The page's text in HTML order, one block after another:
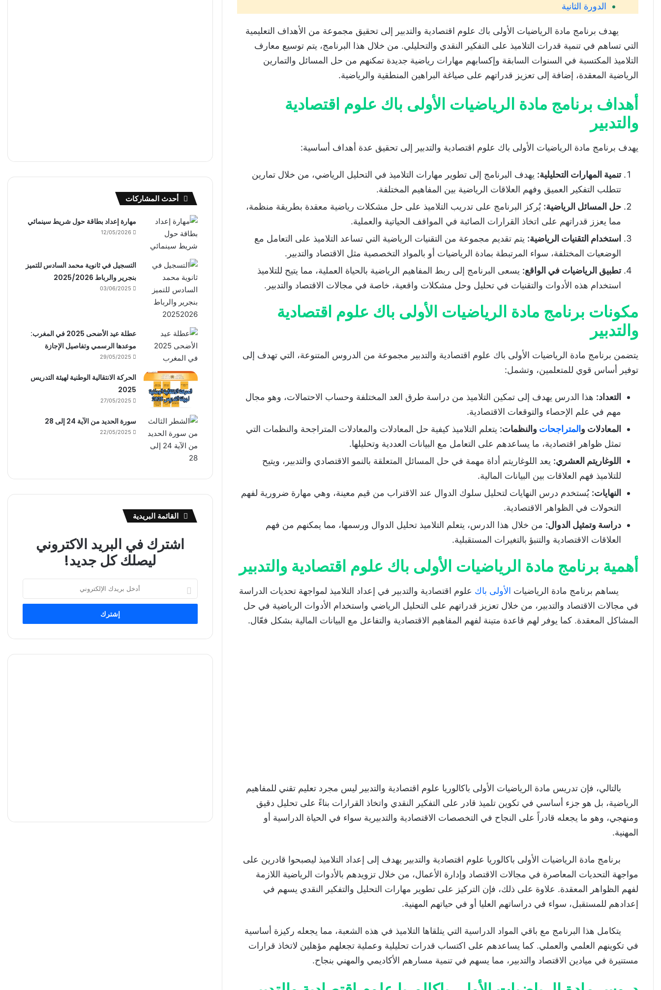
الدورة الثانية
يهدف برنامج مادة الرياضيات الأولى باك علوم اقتصادية والتدبير إلى تحقيق مجموعة من الأهداف التعليمية
التي تساهم في تنمية قدرات التلاميذ على التفكير النقدي والتحليلي. من خلال هذا البرنامج، يتم توسيع معارف
التلاميذ المكتسبة في السنوات السابقة وإكسابهم مهارات رياضية جديدة تمكنهم من حل المسائل والتمارين
الرياضية المعقدة، إضافة إلى تعزيز قدراتهم على صياغة البراهين المنطقية والرياضية.
أهداف برنامج مادة الرياضيات الأولى باك علوم اقتصادية
والتدبير
يهدف برنامج مادة الرياضيات الأولى باك علوم اقتصادية والتدبير إلى تحقيق عدة أهداف أساسية:
تنمية المهارات التحليلية: يهدف البرنامج إلى تطوير مهارات التلاميذ في التحليل الرياضي، من خلال تمارين
تتطلب التفكير العميق وفهم العلاقات الرياضية بين المفاهيم المختلفة.
حل المسائل الرياضية: يُركز البرنامج على تدريب التلاميذ على حل مشكلات رياضية معقدة بطريقة منظمة،
مما يعزز قدراتهم على اتخاذ القرارات الصائبة في المواقف الحياتية والعملية.
استخدام التقنيات الرياضية: يتم تقديم مجموعة من التقنيات الرياضية التي تساعد التلاميذ على التعامل مع
الوضعيات المختلفة، سواء المرتبطة بمادة الرياضيات أو بالمواد التخصصية مثل الاقتصاد والتدبير.
تطبيق الرياضيات في الواقع: يسعى البرنامج إلى ربط المفاهيم الرياضية بالحياة العملية، مما يتيح للتلاميذ
استخدام هذه الأدوات والتقنيات في تحليل وحل مشكلات واقعية، خاصة في مجالات الاقتصاد والتدبير.
مكونات برنامج مادة الرياضيات الأولى باك علوم اقتصادية
والتدبير
يتضمن برنامج مادة الرياضيات الأولى باك علوم اقتصادية والتدبير مجموعة من الدروس المتنوعة، التي تهدف إلى
توفير أساس قوي للمتعلمين، وتشمل:
التعداد: هذا الدرس يهدف إلى تمكين التلاميذ من دراسة طرق العد المختلفة وحساب الاحتمالات، وهو مجال
مهم في علم الإحصاء والتوقعات الاقتصادية.
المعادلات والمتراجحات والنظمات: يتعلم التلاميذ كيفية حل المعادلات والمعادلات المتراجحة والنظمات التي
تمثل ظواهر اقتصادية، ما يساعدهم على التعامل مع البيانات العددية وتحليلها.
اللوغاريتم العشري: يعد اللوغاريتم أداة مهمة في حل المسائل المتعلقة بالنمو الاقتصادي والتدبير، ويتيح
للتلاميذ فهم العلاقات بين البيانات المالية.
النهايات: يُستخدم درس النهايات لتحليل سلوك الدوال عند الاقتراب من قيم معينة، وهي مهارة ضرورية لفهم
التحولات في الظواهر الاقتصادية.
دراسة وتمثيل الدوال: من خلال هذا الدرس، يتعلم التلاميذ تحليل الدوال ورسمها، مما يمكنهم من فهم
العلاقات الاقتصادية والتنبؤ بالتغيرات المستقبلية.
أهمية برنامج مادة الرياضيات الأولى باك علوم اقتصادية والتدبير
يساهم برنامج مادة الرياضيات الأولى باك علوم اقتصادية والتدبير في إعداد التلاميذ لمواجهة تحديات الدراسة
في مجالات الاقتصاد والتدبير، من خلال تعزيز قدراتهم على التحليل الرياضي واستخدام الأدوات الرياضية في حل
المشاكل المعقدة. كما يوفر لهم قاعدة متينة لفهم المفاهيم الاقتصادية والتفاعل مع البيانات المالية بشكل فعّال.
بالتالي، فإن تدريس مادة الرياضيات الأولى باكالوريا علوم اقتصادية والتدبير ليس مجرد تعليم تقني للمفاهيم
الرياضية، بل هو جزء أساسي في تكوين تلميذ قادر على التفكير النقدي واتخاذ القرارات بناءً على تحليل دقيق
ومنهجي، وهو ما يجعله قادراً على النجاح في التخصصات الاقتصادية والتدبيرية سواء في الحياة الدراسية أو
المهنية.
برنامج مادة الرياضيات الأولى باكالوريا علوم اقتصادية والتدبير يهدف إلى إعداد التلاميذ ليصبحوا قادرين على
مواجهة التحديات المعاصرة في مجالات الاقتصاد وإدارة الأعمال، من خلال تزويدهم بالأدوات الرياضية اللازمة
لفهم الظواهر المعقدة. علاوة على ذلك، فإن التركيز على تطوير مهارات التحليل والتفكير النقدي يسهم في
إعدادهم للمستقبل، سواء في دراساتهم العليا أو في حياتهم المهنية.
يتكامل هذا البرنامج مع باقي المواد الدراسية التي يتلقاها التلاميذ في هذه الشعبة، مما يجعله ركيزة أساسية
في تكوينهم العلمي والعملي. كما يساعدهم على اكتساب قدرات تحليلية وعملية تجعلهم مؤهلين لاتخاذ قرارات
مستنيرة في ميادين الاقتصاد والتدبير، مما يسهم في تنمية مسارهم الأكاديمي والمهني بنجاح.
أحدث المشاركات
مهارة إعداد بطاقة حول شريط سينمائي
12/05/2026
التسجيل في ثانوية محمد السادس للتميز
بنجرير والرباط 2025/2026
03/06/2025
عطلة عيد الأضحى 2025 في المغرب:
موعدها الرسمي وتفاصيل الإجازة
29/05/2025
الحركة الانتقالية الوطنية لهيئة التدريس
2025
27/05/2025
سورة الحديد من الآية 24 إلى 28
22/05/2025
القائمة البريدية
اشترك في البريد الاكتروني
ليصلك كل جديد!
بريدك